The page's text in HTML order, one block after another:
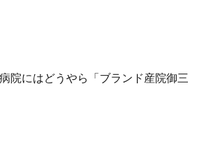
院にはどうやら「ブランド産院御三